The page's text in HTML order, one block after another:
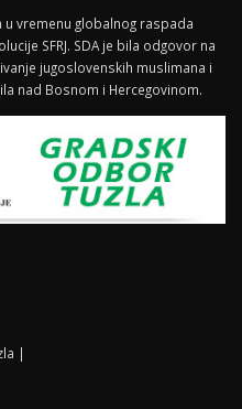
vremenu globalnog raspada
SFRJ. SDA je bila odgovor na
jugoslovenskih muslimana i
nad Bosnom i Hercegovinom.
|